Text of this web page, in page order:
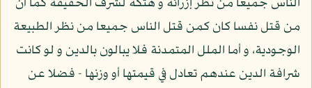
الناس جميعا من نظر إزرائه و هتكه لشرف الحقيقة كما أن
من قتل نفسا كان كمن قتل الناس جميعا من نظر الطبيعة
الوجودية، و أما الملل المتمدنة فلا يبالون بالدين و لو كانت
شرافة الدين عندهم تعادل في قيمتها أو وزنها - فضلا عن